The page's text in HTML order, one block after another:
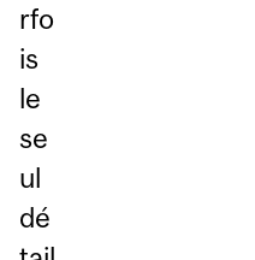
rfo
is
le
se
ul
dé